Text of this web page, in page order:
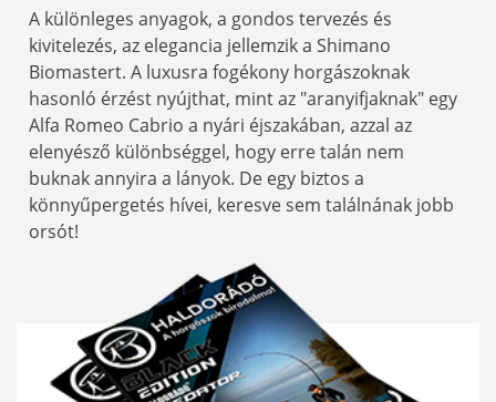
A különleges anyagok, a gondos tervezés és
kivitelezés, az elegancia jellemzik a Shimano
Biomastert. A luxusra fogékony horgászoknak
hasonló érzést nyújthat, mint az "aranyifjaknak" egy
Alfa Romeo Cabrio a nyári éjszakában, azzal az
elenyésző különbséggel, hogy erre talán nem
buknak annyira a lányok. De egy biztos a
könnyűpergetés hívei, keresve sem találnának jobb
orsót!